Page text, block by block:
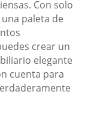
Con solo
paleta de
crear un
elegante
cuenta para